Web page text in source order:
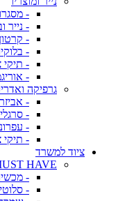
-
- נייר
-
-
- תיקי
-
גרפיקה
-
-
-
- תיקי
ציוד למשרד
HAVE
-
-